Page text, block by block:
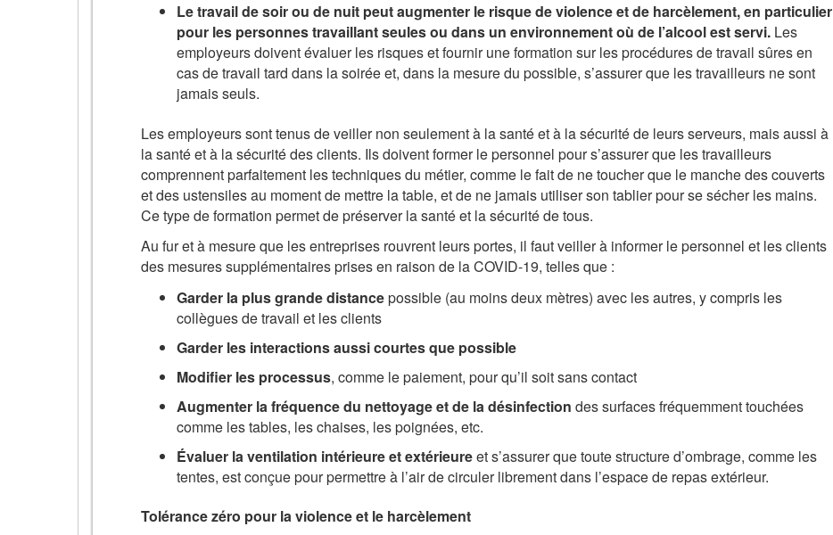
Le travail de soir ou de nuit peut augmenter le risque de violence et de harcèlement, en particulier
pour les personnes travaillant seules ou dans un environnement où de l’alcool est servi. Les
employeurs doivent évaluer les risques et fournir une formation sur les procédures de travail sûres en
cas de travail tard dans la soirée et, dans la mesure du possible, s’assurer que les travailleurs ne sont
jamais seuls.
Les employeurs sont tenus de veiller non seulement à la santé et à la sécurité de leurs serveurs, mais aussi à
la santé et à la sécurité des clients. Ils doivent former le personnel pour s’assurer que les travailleurs
comprennent parfaitement les techniques du métier, comme le fait de ne toucher que le manche des couverts
et des ustensiles au moment de mettre la table, et de ne jamais utiliser son tablier pour se sécher les mains.
Ce type de formation permet de préserver la santé et la sécurité de tous.
Au fur et à mesure que les entreprises rouvrent leurs portes, il faut veiller à informer le personnel et les clients
des mesures supplémentaires prises en raison de la COVID-19, telles que :
Garder la plus grande distancepossible (au moins deux mètres) avec les autres, y compris les
collègues de travail et les clients
Garder les interactions aussi courtes que possible
Modifier les processus, comme le paiement, pour qu’il soit sans contact
Augmenter la fréquence du nettoyage et de la désinfection des surfaces fréquemment touchées
comme les tables, les chaises, les poignées, etc.
Évaluer la ventilation intérieure et extérieureet s’assurer que toute structure d’ombrage, comme les
tentes, est conçue pour permettre à l’air de circuler librement dans l’espace de repas extérieur.
Tolérance zéro pour la violence et le harcèlement